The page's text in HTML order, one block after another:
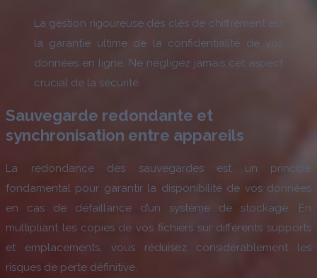
La gestion rigoureuse des clés de chiffrement est
la garantie ultime de la confidentialité de vos
données en ligne. Ne négligez jamais cet aspect
crucial de la sécurité.
Sauvegarde redondante et
synchronisation entre appareils
La redondance des sauvegardes est un principe
fondamental pour garantir la disponibilité de vos données
en cas de défaillance d’un système de stockage. En
multipliant les copies de vos fichiers sur différents supports
et emplacements, vous réduisez considérablement les
risques de perte définitive.